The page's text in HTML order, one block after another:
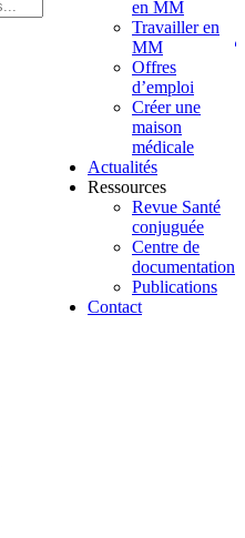
en MM
Travailler en
MM
Offres
d’emploi
Créer une
maison
médicale
Actualités
Ressources
Revue Santé
conjuguée
Centre de
documentation
Publications
Contact